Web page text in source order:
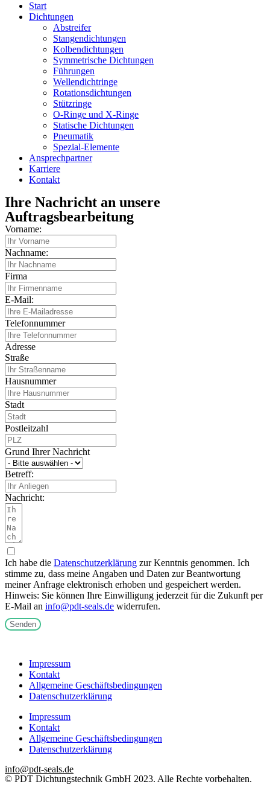
Start
Dichtungen
Abstreifer
Stangendichtungen
Kolbendichtungen
Symmetrische Dichtungen
Führungen
Wellendichtringe
Rotationsdichtungen
Stützringe
O-Ringe und X-Ringe
Statische Dichtungen
Pneumatik
Spezial-Elemente
Ansprechpartner
Karriere
Kontakt
Ihre Nachricht an unsere
Auftragsbearbeitung
Vorname:
Nachname:
Firma
E-Mail:
Telefonnummer
Adresse
Straße
Hausnummer
Stadt
Postleitzahl
Grund Ihrer Nachricht
Betreff:
Nachricht:
Ich habe die Datenschutzerklärung zur Kenntnis genommen. Ich
stimme zu, dass meine Angaben und Daten zur Beantwortung
meiner Anfrage elektronisch erhoben und gespeichert werden.
Hinweis: Sie können Ihre Einwilligung jederzeit für die Zukunft per
E-Mail an info@pdt-seals.de widerrufen.
Senden
Impressum
Kontakt
Allgemeine Geschäftsbedingungen
Datenschutzerklärung
Impressum
Kontakt
Allgemeine Geschäftsbedingungen
Datenschutzerklärung
info@pdt-seals.de
© PDT Dichtungstechnik GmbH 2023. Alle Rechte vorbehalten.